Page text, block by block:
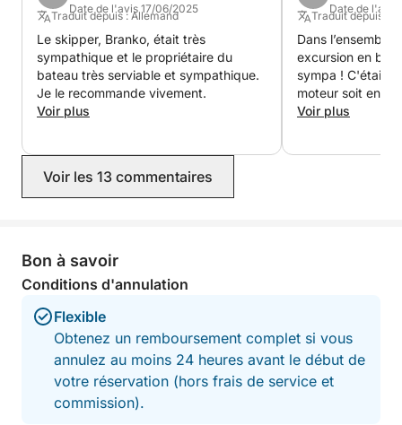
Les chiens sont les bienvenus !
Pour toute question concernant le bateau ou votre
itinéraire, n'hésitez pas à nous contacter via
Click&Boat.
Date de l'avis 17/06/2025
Traduit depuis : Allemand
Le skipper, Branko, était très
sympathique et le propriétaire du
bateau très serviable et sympathique.
Je le recommande vivement.
Voir plus
Date de l'avis
Traduit depuis :
Dans
excursion en
sympa ! C'était
moteur soit en
puissions pas
Voir plus
Voir les 13 commentaires
Bon à savoir
Conditions d'annulation
Flexible
Obtenez un remboursement complet si vous
annulez au moins 24 heures avant le début de
votre réservation (hors frais de service et
commission).